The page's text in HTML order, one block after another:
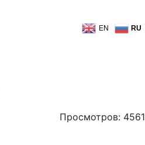
EN RU
Просмотров: 4561